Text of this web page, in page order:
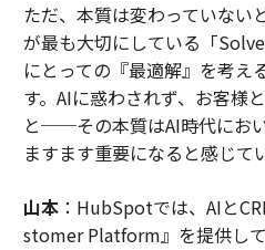
ただ、本質は変わっていな
が最も大切にしている「
にとっての『最適解』を考え
す。AIに惑わされず、お客様
と──その本質はAI時代にお
ますます重要になると感じて
山本：HubSpotでは、AIと
stomer Platform』を提供して